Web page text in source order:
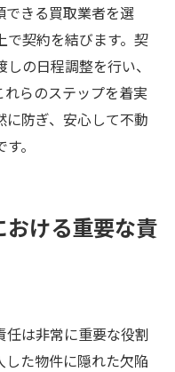
できる買取業者を選
で契約を結びます。契
の日程調整を行い、
らのステップを着実
に防ぎ、安心して不動
。
ける重要な責
任は非常に重要な役割
した物件に隠れた欠陥